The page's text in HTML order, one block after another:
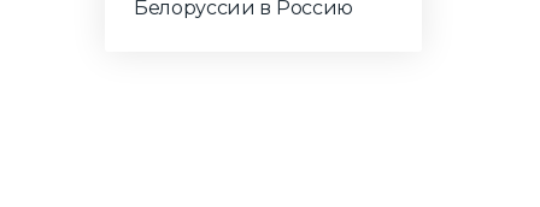
Белоруссии в Россию